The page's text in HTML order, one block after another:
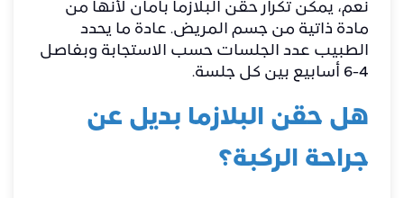
نعم، يمكن تكرار حقن البلازما بأمان لأنها من
مادة ذاتية من جسم المريض. عادة ما يحدد
الطبيب عدد الجلسات حسب الاستجابة وبفاصل
4-6 أسابيع بين كل جلسة.
هل حقن البلازما بديل عن
جراحة الركبة؟